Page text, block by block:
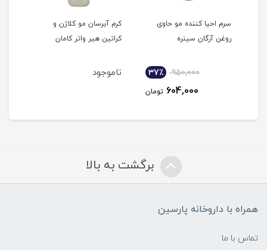
سرم احیا کننده مو حاوی
روغن آرگان سینره
950,000 37٪
604,000 تومان
کرم آبرسان مو کلاژن و
کراتین هیر واتر کامان
ناموجود
برگشت به بالا
همراه با داروخانه پارسین
تماس با ما